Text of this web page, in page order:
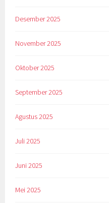
Desember 2025
November 2025
Oktober 2025
September 2025
Agustus 2025
Juli 2025
Juni 2025
Mei 2025